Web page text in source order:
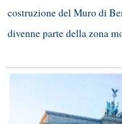
costruzione del Muro di
divenne parte della zona